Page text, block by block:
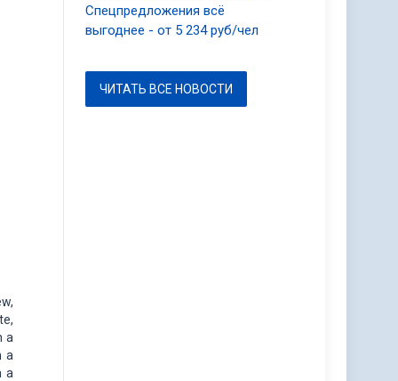
a
a
a
Спецпредложения всё
выгоднее - от 5 234 руб/чел
ЧИТАТЬ ВСЕ НОВОСТИ